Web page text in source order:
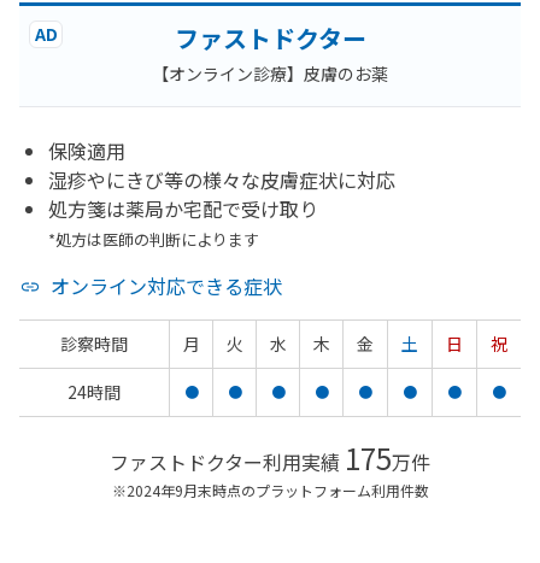
AD ファストドクター
【オンライン診療】皮膚のお薬
保険適用
湿疹やにきび等の様々な皮膚症状に対応
処方箋は薬局か宅配で受け取り
*処方は医師の判断によります
オンライン対応できる症状
診察時間 月 火 水 木 金 土 日
祝
24時間
● ● ● ● ● ● ● ●
ファストドクター利用実績 175万件
※2024年9月末時点のプラットフォーム利用件数